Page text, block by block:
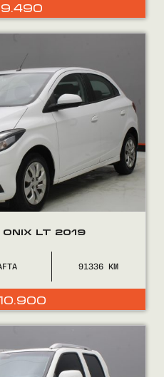
9.490
ONIX LT 2019
91336